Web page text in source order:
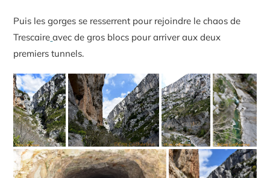
Puis les gorges se resserrent pour rejoindre le chaos de
Trescaire avec de gros blocs pour arriver aux deux
premiers tunnels.